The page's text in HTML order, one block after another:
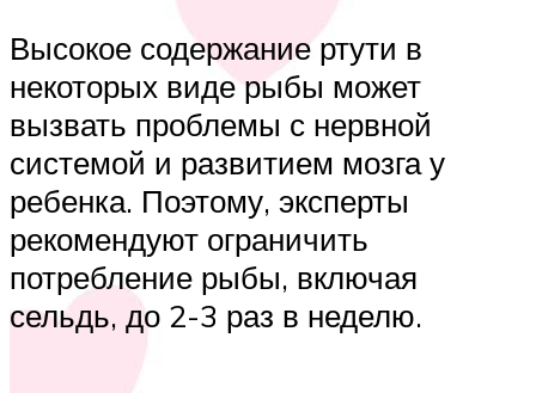
Высокое содержание ртути в
некоторых виде рыбы может
вызвать проблемы с нервной
системой и развитием мозга у
ребенка. Поэтому, эксперты
рекомендуют ограничить
потребление рыбы, включая
сельдь, до 2-3 раз в неделю.